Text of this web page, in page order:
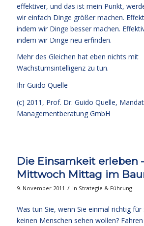
effektiver, und das ist mein Punkt,
wir einfach Dinge größer machen.
indem wir Dinge besser machen.
indem wir Dinge neu erfinden.
Mehr des Gleichen hat eben nichts mit
Wachstumsintelligenz zu tun.
Ihr Guido Quelle
(c) 2011, Prof. Dr. Guido Quelle, Mandat
Managementberatung GmbH
Die Einsamkeit erleben
Mittwoch Mittag im
9. November 2011 / in Strategie & Führung
Was tun Sie, wenn Sie einmal richtig
keinen Menschen sehen wollen?